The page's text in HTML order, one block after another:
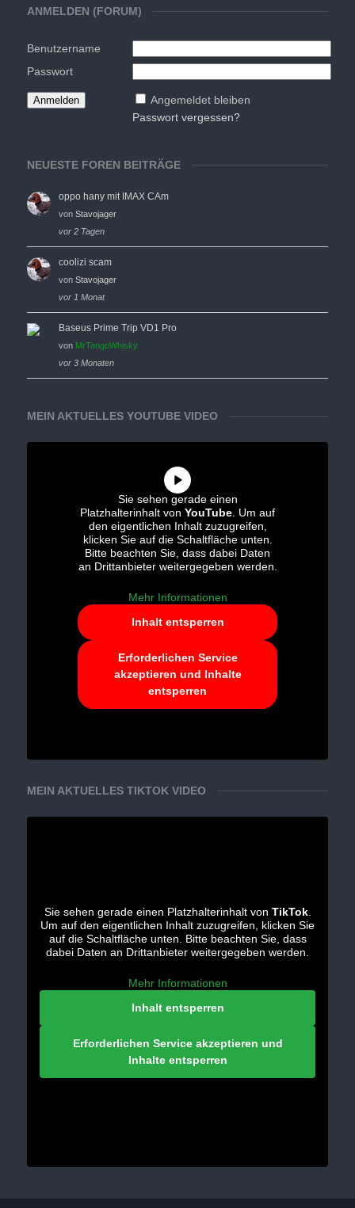
ANMELDEN (FORUM)
Benutzername
Passwort
Angemeldet bleiben
Passwort vergessen?
NEUESTE FOREN BEITRÄGE
oppo hany mit IMAX CAm
von Stavojager
vor 2 Tagen
coolizi scam
von Stavojager
vor 1 Monat
Baseus Prime Trip VD1 Pro
von MrTangoWhisky
vor 3 Monaten
MEIN AKTUELLES YOUTUBE VIDEO
Sie sehen gerade einen
Platzhalterinhalt von YouTube . Um auf
den eigentlichen Inhalt zuzugreifen,
klicken Sie auf die Schaltfläche unten.
Bitte beachten Sie, dass dabei Daten
an Drittanbieter weitergegeben werden.
Mehr Informationen
Inhalt entsperren
Erforderlichen Service
akzeptieren und Inhalte
entsperren
MEIN AKTUELLES TIKTOK VIDEO
Sie sehen gerade einen Platzhalterinhalt von TikTok.
Um auf den eigentlichen Inhalt zuzugreifen, klicken Sie
auf die Schaltfläche unten. Bitte beachten Sie, dass
dabei Daten an Drittanbieter weitergegeben werden.
Mehr Informationen
Inhalt entsperren
Erforderlichen Service akzeptieren und
Inhalte entsperren